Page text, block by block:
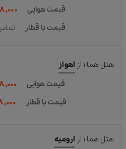
قیمت هوایی
قیمت با قطار
هتل هما ۱ از اهواز
قیمت هوایی
قیمت با قطار
هتل هما ۱ از ارومیه